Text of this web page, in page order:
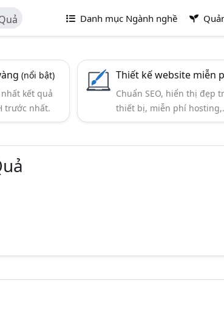
Danh mục Ngành nghề
(nổi bật)
kết quả
trước nhất.
Thiết kế website miễn
Chuẩn SEO, hiển thị đẹp
thiết bị, miễn phí